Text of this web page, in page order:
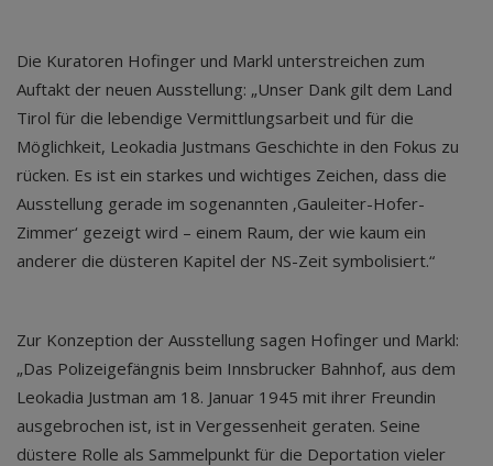
Die Kuratoren Hofinger und Markl unterstreichen zum
Auftakt der neuen Ausstellung: „Unser Dank gilt dem Land
Tirol für die lebendige Vermittlungsarbeit und für die
Möglichkeit, Leokadia Justmans Geschichte in den Fokus zu
rücken. Es ist ein starkes und wichtiges Zeichen, dass die
Ausstellung gerade im sogenannten ‚Gauleiter-Hofer-
Zimmer‘ gezeigt wird – einem Raum, der wie kaum ein
anderer die düsteren Kapitel der NS-Zeit symbolisiert.“
Zur Konzeption der Ausstellung sagen Hofinger und Markl:
„Das Polizeigefängnis beim Innsbrucker Bahnhof, aus dem
Leokadia Justman am 18. Januar 1945 mit ihrer Freundin
ausgebrochen ist, ist in Vergessenheit geraten. Seine
düstere Rolle als Sammelpunkt für die Deportation vieler